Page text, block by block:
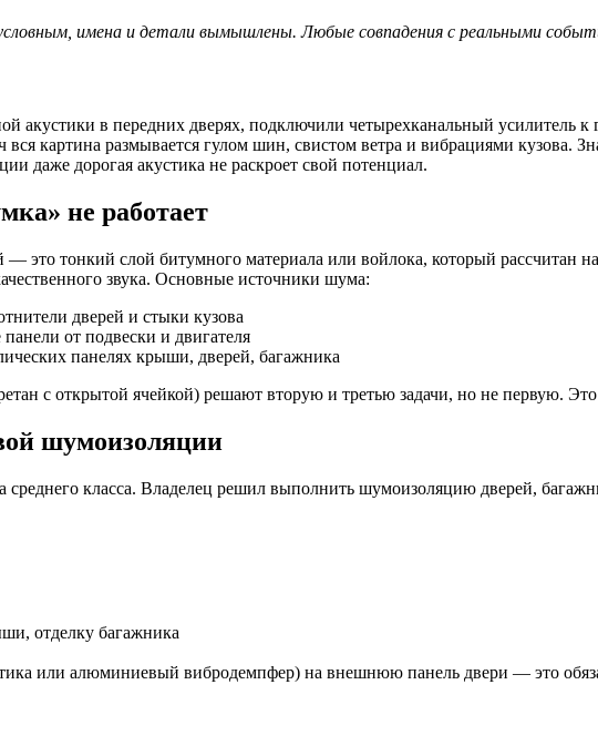
имена и детали вымышлены. Любые совпадения с реальными
акустики в передних дверях, подключили четырехканальный усилитель к
картина размывается гулом шин, свистом ветра и вибрациями кузова.
даже дорогая акустика не раскроет свой потенциал.
не работает
это тонкий слой битумного материала или войлока, который рассчитан
звука. Основные источники шума:
дверей и стыки кузова
от подвески и двигателя
панелях крыши, дверей, багажника
с открытой ячейкой) решают вторую и третью задачи, но не первую.
шумоизоляции
среднего класса. Владелец решил выполнить шумоизоляцию дверей,
отделку багажника
или алюминиевый вибродемпфер) на внешнюю панель двери — это